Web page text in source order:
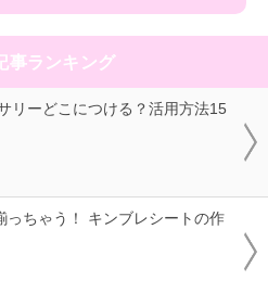
事ランキング
リーどこにつける？活用方法15
っちゃう！ キンブレシートの作